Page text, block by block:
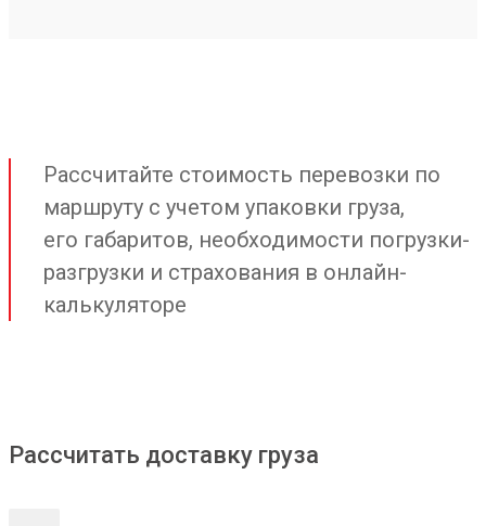
Рассчитайте стоимость перевозки по
маршруту с учетом упаковки груза,
его габаритов, необходимости погрузки-
разгрузки и страхования в онлайн-
калькуляторе
Рассчитать доставку груза